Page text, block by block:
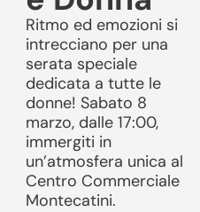
Ritmo ed emozioni si
intrecciano per una
serata speciale
dedicata a tutte le
donne! Sabato 8
marzo, dalle 17:00,
immergiti in
un’atmosfera unica al
Centro Commerciale
Montecatini.